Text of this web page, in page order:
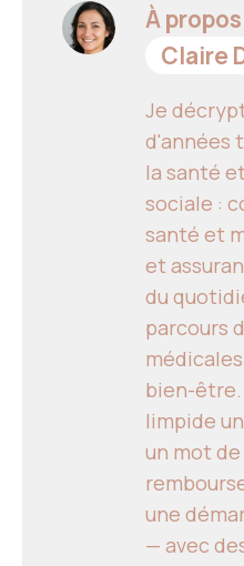
À
Claire
Je
d'années
la santé
sociale :
santé et
et
du
parcours
bien-
limpide
un mot
une
— avec